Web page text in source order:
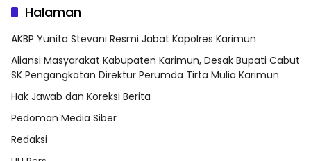
Halaman
AKBP Yunita Stevani Resmi Jabat Kapolres Karimun
Aliansi Masyarakat Kabupaten Karimun, Desak Bupati Cabut
SK Pengangkatan Direktur Perumda Tirta Mulia Karimun
Hak Jawab dan Koreksi Berita
Pedoman Media Siber
Redaksi